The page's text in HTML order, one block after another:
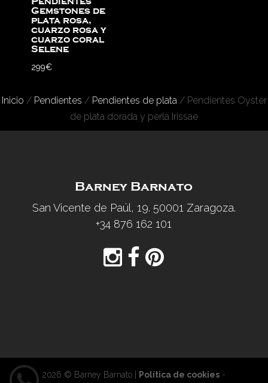
Pendientes
Gemstones de
plata rosa,
cuarzo rosa y
cuarzo coral
Selene
299€
Inicio / Pendientes / Pendientes de plata/ Pendientes Oyster
de plata dorada y perla Irissae
Barney Barnato
San Vicente de Paúl, 19. 50001 Zaragoza.
+34 876 162 101
2026 © Barney Barnato | Política de cookies-